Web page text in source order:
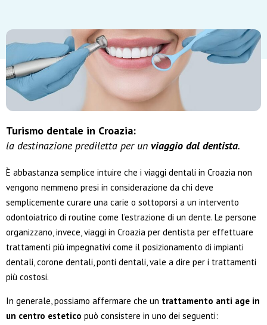
Turismo dentale in Croazia:
la destinazione prediletta per un viaggio dal dentista.
È abbastanza semplice intuire che i viaggi dentali in Croazia non
vengono nemmeno presi in considerazione da chi deve
semplicemente curare una carie o sottoporsi a un intervento
odontoiatrico di routine come l’estrazione di un dente. Le persone
organizzano, invece, viaggi in Croazia per dentista per effettuare
trattamenti più impegnativi come il posizionamento di impianti
dentali, corone dentali, ponti dentali, vale a dire per i trattamenti
più costosi.
In generale, possiamo affermare che un trattamento anti age in
un centro estetico può consistere in uno dei seguenti: